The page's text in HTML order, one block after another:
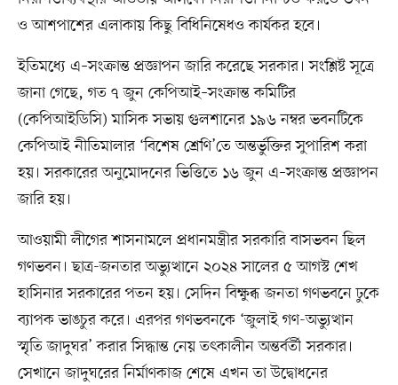
ও আশপাশের এলাকায় কিছু বিধিনিষেধও কার্যকর হবে।
ইতিমধ্যে এ–সংক্রান্ত প্রজ্ঞাপন জারি করেছে সরকার। সংশ্লিষ্ট সূত্রে
জানা গেছে, গত ৭ জুন কেপিআই–সংক্রান্ত কমিটির
(কেপিআইডিসি) মাসিক সভায় গুলশানের ১৯৬ নম্বর ভবনটিকে
কেপিআই নীতিমালার ‘বিশেষ শ্রেণি’তে অন্তর্ভুক্তির সুপারিশ করা
হয়। সরকারের অনুমোদনের ভিত্তিতে ১৬ জুন এ–সংক্রান্ত প্রজ্ঞাপন
জারি হয়।
আওয়ামী লীগের শাসনামলে প্রধানমন্ত্রীর সরকারি বাসভবন ছিল
গণভবন। ছাত্র-জনতার অভ্যুত্থানে ২০২৪ সালের ৫ আগস্ট শেখ
হাসিনার সরকারের পতন হয়। সেদিন বিক্ষুব্ধ জনতা গণভবনে ঢুকে
ব্যাপক ভাঙচুর করে। এরপর গণভবনকে ‘জুলাই গণ-অভ্যুত্থান
স্মৃতি জাদুঘর’ করার সিদ্ধান্ত নেয় তৎকালীন অন্তর্বর্তী সরকার।
সেখানে জাদুঘরের নির্মাণকাজ শেষে এখন তা উদ্বোধনের